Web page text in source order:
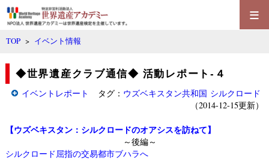
≡
TOP > イベント情報
◆世界遺産クラブ通信◆ 活動レポート‐４
イベントレポート タグ： ウズベキスタン共和国 シルクロード
（2014-12-15更新）
【ウズベキスタン：シルクロードのオアシスを訪ねて】
～後編～
シルクロード屈指の交易都市ブハラへ